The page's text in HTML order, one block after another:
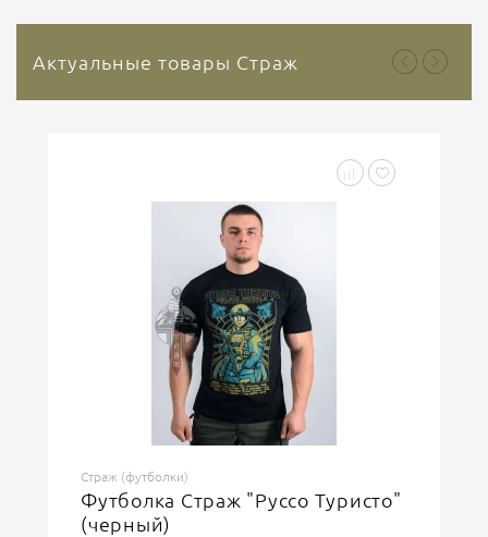
Актуальные товары Страж
Страж (футболки)
Футболка Страж "Руссо Туристо"
(черный)